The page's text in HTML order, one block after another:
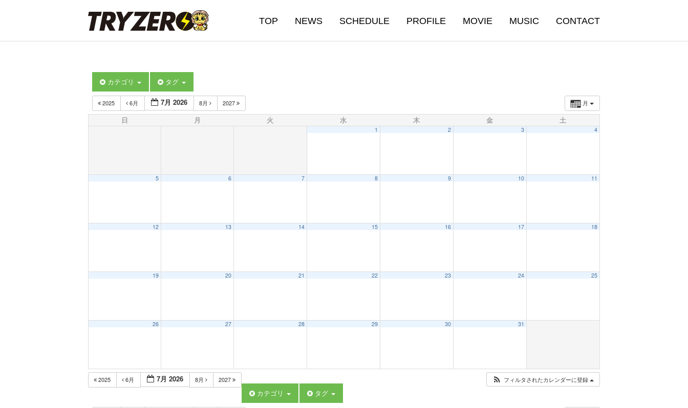
TOP NEWS SCHEDULE PROFILE MOVIE MUSIC CONTACT
カテゴリ タグ
月
2025 6月 7月 2026 8月 2027
日 月 火 水 木 金 土
1 2 3 4
5 6 7 8 9 10 11
12 13 14 15 16 17 18
19 20 21 22 23 24 25
26 27 28 29 30 31
2025 6月 7月 2026 8月 2027 フィルタされたカレンダーに登録
カテゴリ タグ